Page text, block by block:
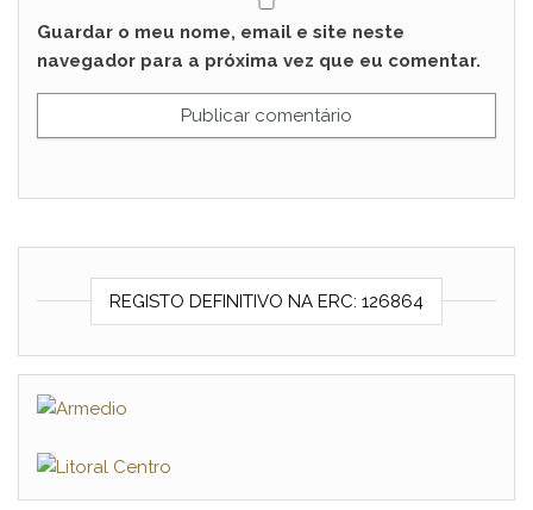
Guardar o meu nome, email e site neste
navegador para a próxima vez que eu comentar.
REGISTO DEFINITIVO NA ERC: 126864